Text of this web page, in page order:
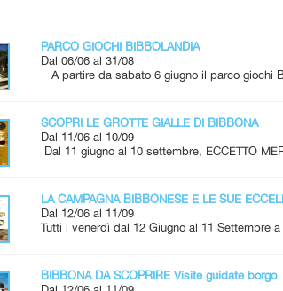
PARCO GIOCHI BIBBOLANDIA
Dal 06/06 al 31/08
A partire da sabato 6 giugno il parco giochi
SCOPRI LE GROTTE GIALLE DI BIBBONA
Dal 11/06 al 10/09
Dal 11 giugno al 10 settembre, ECCETTO
LA CAMPAGNA BIBBONESE E LE SUE
Dal 12/06 al 11/09
Tutti i venerdì dal 12 Giugno al 11 Settembre a
BIBBONA DA SCOPRIRE Visite guidate borgo